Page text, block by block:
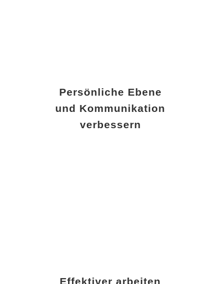
Persönliche Ebene
und Kommunikation
verbessern
Effektiver arbeiten